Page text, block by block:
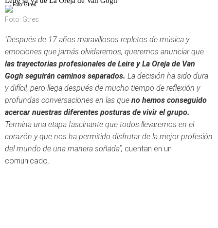
Foto: Gtres
"Después de 17 años maravillosos repletos de música y
emociones que jamás olvidaremos, queremos anunciar que
las trayectorias profesionales de Leire y La Oreja de Van
Gogh seguirán caminos separados. La decisión ha sido dura
y difícil, pero llega después de mucho tiempo de reflexión y
profundas conversaciones en las que no hemos conseguido
acercar nuestras diferentes posturas de vivir el grupo.
Termina una etapa fascinante que todos llevaremos en el
corazón y que nos ha permitido disfrutar de la mejor profesión
del mundo de una manera soñada", cuentan en un
comunicado.